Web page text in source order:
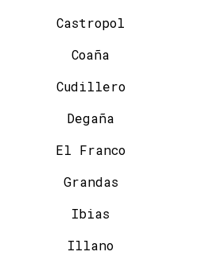
Castropol
Coaña
Cudillero
Degaña
El Franco
Grandas
Ibias
Illano